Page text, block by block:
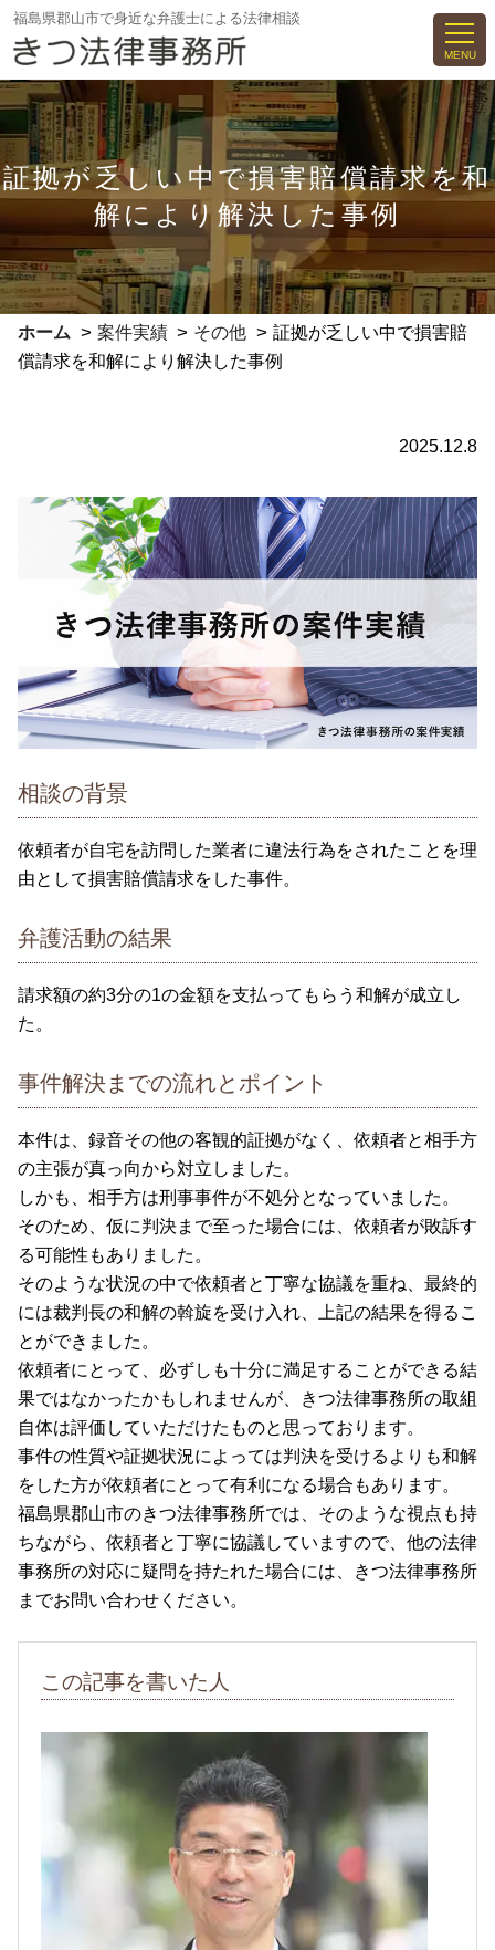
コ
ン
へ
ス
プ
福島県郡山市で身近な弁護士による法律相談
MENU
証拠が乏しい中で損害賠償請求を和
解により解決した事例
ホーム > 案件実績 > その他 > 証拠が乏しい中で損害賠
償請求を和解により解決した事例
2025.12.8
相談の背景
依頼者が自宅を訪問した業者に違法行為をされたことを理
由として損害賠償請求をした事件。
弁護活動の結果
請求額の約3分の1の金額を支払ってもらう和解が成立し
た。
事件解決までの流れとポイント
本件は、録音その他の客観的証拠がなく、依頼者と相手方
の主張が真っ向から対立しました。
しかも、相手方は刑事事件が不処分となっていました。
そのため、仮に判決まで至った場合には、依頼者が敗訴す
る可能性もありました。
そのような状況の中で依頼者と丁寧な協議を重ね、最終的
には裁判長の和解の斡旋を受け入れ、上記の結果を得るこ
とができました。
依頼者にとって、必ずしも十分に満足することができる結
果ではなかったかもしれませんが、きつ法律事務所の取組
自体は評価していただけたものと思っております。
事件の性質や証拠状況によっては判決を受けるよりも和解
をした方が依頼者にとって有利になる場合もあります。
福島県郡山市のきつ法律事務所では、そのような視点も持
ちながら、依頼者と丁寧に協議していますので、他の法律
事務所の対応に疑問を持たれた場合には、きつ法律事務所
までお問い合わせください。
この記事を書いた人